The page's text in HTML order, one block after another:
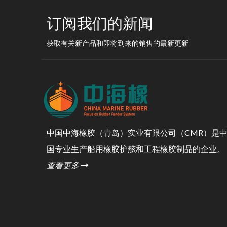
订阅我们的新闻
获取有关新产品和即将到来的销售的最新更新
中国中海橡胶（青岛）实业有限公司（CMR）是中
国专业生产船用橡胶护舷和工程橡胶制品的企业。
查看更多